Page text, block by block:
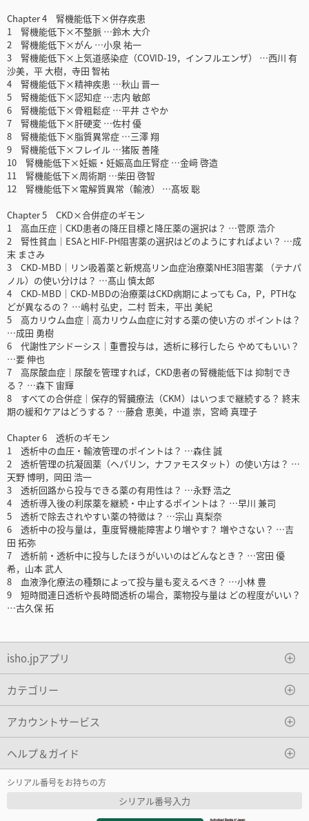
Chapter 4 腎機能低下×併存疾患
1 腎機能低下×不整脈 …鈴木 大介
2 腎機能低下×がん …小泉 祐一
3 腎機能低下×上気道感染症（COVID-19，インフルエンザ） …西川 有
沙美，平 大樹，寺田 智祐
4 腎機能低下×精神疾患 …秋山 晋一
5 腎機能低下×認知症 …志内 敏郎
6 腎機能低下×骨粗鬆症 …平井 さやか
7 腎機能低下×肝硬変 …佐村 優
8 腎機能低下×脂質異常症 …三澤 翔
9 腎機能低下×フレイル …猪阪 善隆
10 腎機能低下×妊娠・妊娠高血圧腎症 …金﨑 啓造
11 腎機能低下×周術期 …柴田 啓智
12 腎機能低下×電解質異常（輸液） …髙坂 聡
Chapter 5 CKD×合併症のギモン
1 高血圧症｜CKD患者の降圧目標と降圧薬の選択は？ …菅原 浩介
2 腎性貧血｜ESAとHIF-PH阻害薬の選択はどのようにすればよい？ …成
末 まさみ
3 CKD-MBD｜リン吸着薬と新規高リン血症治療薬NHE3阻害薬 （テナパ
ノル）の使い分けは？ …髙山 慎太郎
4 CKD-MBD｜CKD-MBDの治療薬はCKD病期によっても Ca，P，PTHな
どが異なるの？ …嶋村 弘史，二村 哲未，平出 美紀
5 高カリウム血症｜高カリウム血症に対する薬の使い方の ポイントは？
…成田 勇樹
6 代謝性アシドーシス｜重曹投与は，透析に移行したら やめてもいい？
…要 伸也
7 高尿酸血症｜尿酸を管理すれば，CKD患者の腎機能低下は 抑制でき
る？ …森下 宙輝
8 すべての合併症｜保存的腎臓療法（CKM）はいつまで継続する？ 終末
期の緩和ケアはどうする？ …藤倉 恵美，中道 崇，宮崎 真理子
Chapter 6 透析のギモン
1 透析中の血圧・輸液管理のポイントは？ …森住 誠
2 透析管理の抗凝固薬（ヘパリン，ナファモスタット）の使い方は？ …
天野 博明，岡田 浩一
3 透析回路から投与できる薬の有用性は？ …永野 浩之
4 透析導入後の利尿薬を継続・中止するポイントは？ …早川 兼司
5 透析で除去されやすい薬の特徴は？ …宗山 真梨奈
6 透析中の投与量は，重度腎機能障害より増やす？ 増やさない？ …吉
田 拓弥
7 透析前・透析中に投与したほうがいいのはどんなとき？ …宮田 優
希，山本 武人
8 血液浄化療法の種類によって投与量も変えるべき？ …小林 豊
9 短時間連日透析や長時間透析の場合，薬物投与量は どの程度がいい？
…古久保 拓
isho.jpアプリ
カテゴリー
アカウントサービス
ヘルプ＆ガイド
シリアル番号をお持ちの方
シリアル番号入力